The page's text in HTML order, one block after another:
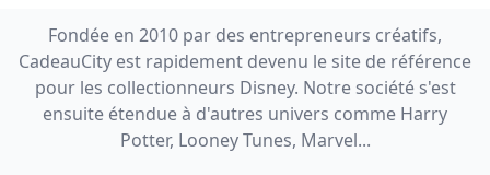
Fondée en 2010 par des entrepreneurs créatifs,
CadeauCity est rapidement devenu le site de référence
pour les collectionneurs Disney. Notre société s'est
ensuite étendue à d'autres univers comme Harry
Potter, Looney Tunes, Marvel...